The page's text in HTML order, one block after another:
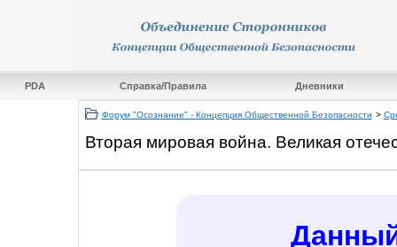
PDA Справка/Правила Дневники
Форум "Осознание" - Концепция Общественной Безопасности >
Вторая мировая война. Великая